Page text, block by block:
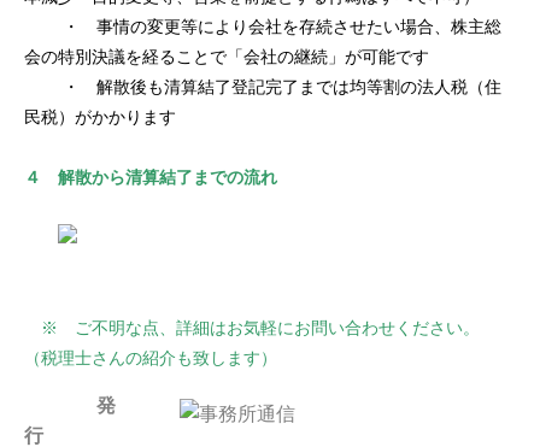
・ 事情の変更等により会社を存続させたい場合、株主総
会の特別決議を経ることで「会社の継続」が可能です
・ 解散後も清算結了登記完了までは均等割の法人税（住
民税）がかかります
４ 解散から清算結了までの流れ
※ ご不明な点、詳細はお気軽にお問い合わせください。
（税理士さんの紹介も致します）
発
行